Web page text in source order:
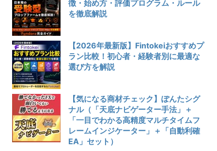
徴・始め方・評価プログラム・ルール
を徹底解説
【2026年最新版】Fintokeiおすすめプ
ラン比較！初心者・経験者別に最適な
選び方を解説
【気になる商材チェック】ぽんたシグ
ナル（「天底ナビゲーター手法」＋
「一目でわかる高精度マルチタイムフ
レームインジケーター」＋「自動利確
EA」セット）